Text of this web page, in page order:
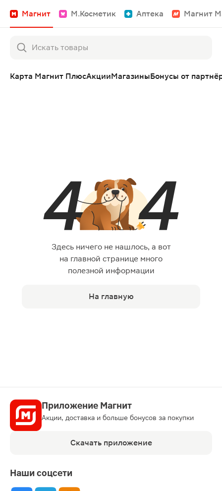
Магнит М.Косметик Аптека Магнит
Карта Магнит ПлюсАкцииМагазиныБонусы от
Здесь ничего не нашлось, а вот
на главной странице много
полезной информации
На главную
Приложение Магнит
Акции, доставка и больше бонусов за покупки
Скачать приложение
Наши соцсети